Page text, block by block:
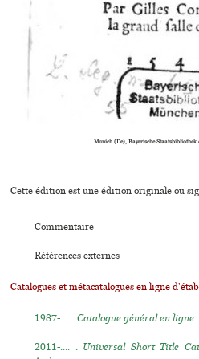
Munich (De), Bayerische
Cette édition est une édition originale ou
Commentaire
Références externes
Catalogues et métacatalogues en ligne
1987-.... .Catalogue général en ligne
2011-.... . Universal Short Title